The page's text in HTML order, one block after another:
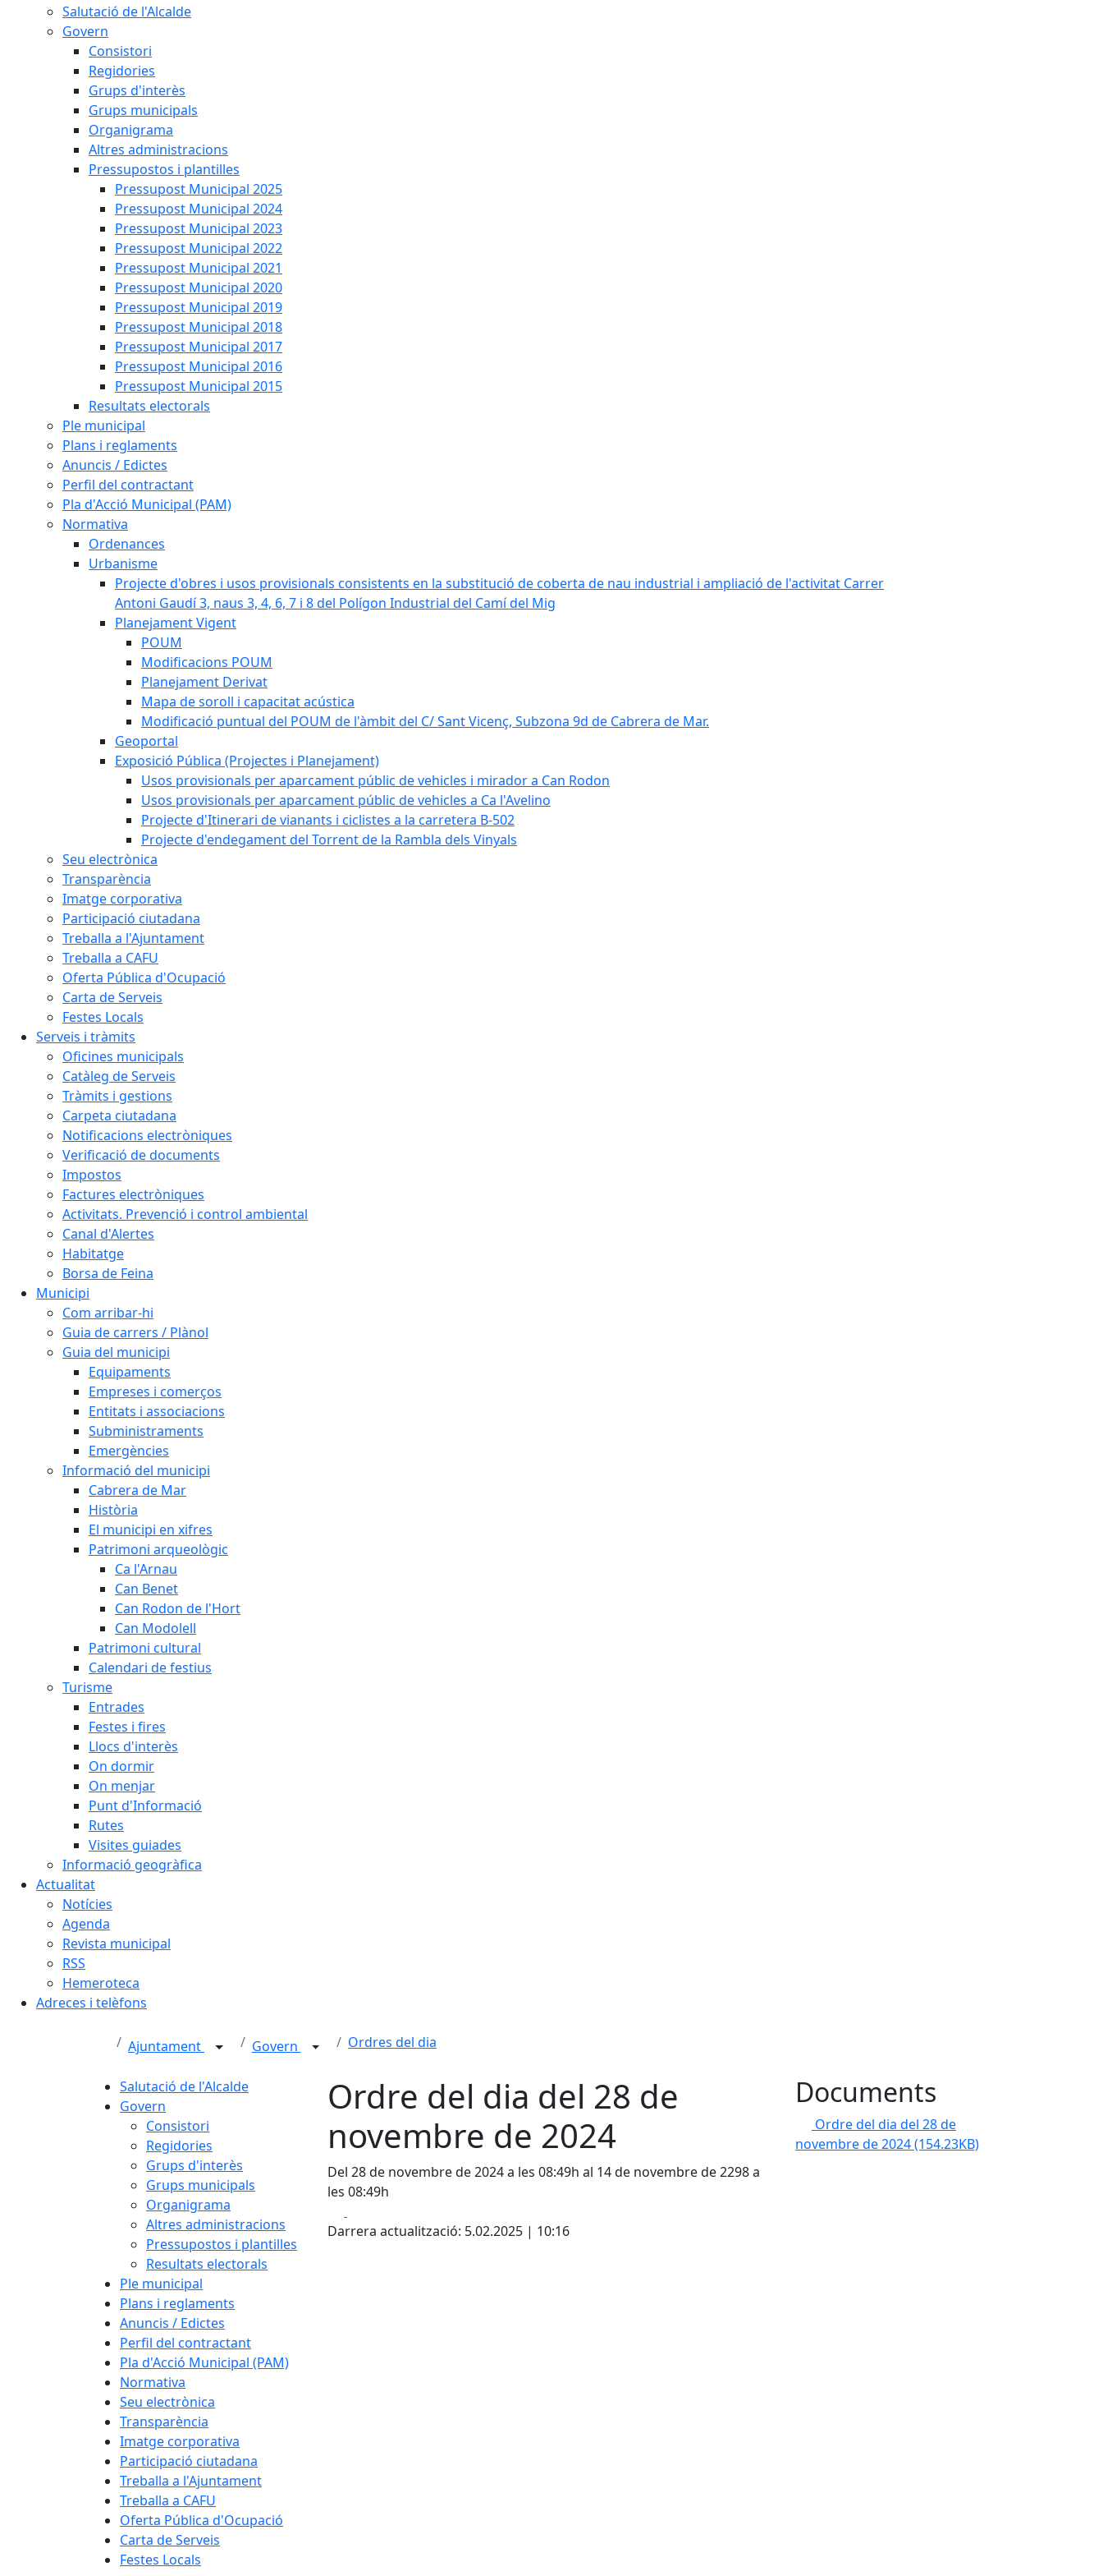
Salutació de l'Alcalde
Govern
Consistori
Regidories
Grups d'interès
Grups municipals
Organigrama
Altres administracions
Pressupostos i plantilles
Pressupost Municipal 2025
Pressupost Municipal 2024
Pressupost Municipal 2023
Pressupost Municipal 2022
Pressupost Municipal 2021
Pressupost Municipal 2020
Pressupost Municipal 2019
Pressupost Municipal 2018
Pressupost Municipal 2017
Pressupost Municipal 2016
Pressupost Municipal 2015
Resultats electorals
Ple municipal
Plans i reglaments
Anuncis / Edictes
Perfil del contractant
Pla d'Acció Municipal (PAM)
Normativa
Ordenances
Urbanisme
Projecte d'obres i usos provisionals consistents en la substitució de coberta de nau industrial i ampliació de l'activitat Carrer
Antoni Gaudí 3, naus 3, 4, 6, 7 i 8 del Polígon Industrial del Camí del Mig
Planejament Vigent
POUM
Modificacions POUM
Planejament Derivat
Mapa de soroll i capacitat acústica
Modificació puntual del POUM de l'àmbit del C/ Sant Vicenç, Subzona 9d de Cabrera de Mar.
Geoportal
Exposició Pública (Projectes i Planejament)
Usos provisionals per aparcament públic de vehicles i mirador a Can Rodon
Usos provisionals per aparcament públic de vehicles a Ca l'Avelino
Projecte d'Itinerari de vianants i ciclistes a la carretera B-502
Projecte d'endegament del Torrent de la Rambla dels Vinyals
Seu electrònica
Transparència
Imatge corporativa
Participació ciutadana
Treballa a l'Ajuntament
Treballa a CAFU
Oferta Pública d'Ocupació
Carta de Serveis
Festes Locals
Serveis i tràmits
Oficines municipals
Catàleg de Serveis
Tràmits i gestions
Carpeta ciutadana
Notificacions electròniques
Verificació de documents
Impostos
Factures electròniques
Activitats. Prevenció i control ambiental
Canal d'Alertes
Habitatge
Borsa de Feina
Municipi
Com arribar-hi
Guia de carrers / Plànol
Guia del municipi
Equipaments
Empreses i comerços
Entitats i associacions
Subministraments
Emergències
Informació del municipi
Cabrera de Mar
Història
El municipi en xifres
Patrimoni arqueològic
Ca l'Arnau
Can Benet
Can Rodon de l'Hort
Can Modolell
Patrimoni cultural
Calendari de festius
Turisme
Entrades
Festes i fires
Llocs d'interès
On dormir
On menjar
Punt d'Informació
Rutes
Visites guiades
Informació geogràfica
Actualitat
Notícies
Agenda
Revista municipal
RSS
Hemeroteca
Adreces i telèfons
Ajuntament Govern Ordres del dia
Salutació de l'Alcalde
Govern
Consistori
Regidories
Grups d'interès
Grups municipals
Organigrama
Altres administracions
Pressupostos i plantilles
Resultats electorals
Ple municipal
Plans i reglaments
Anuncis / Edictes
Perfil del contractant
Pla d'Acció Municipal (PAM)
Normativa
Seu electrònica
Transparència
Imatge corporativa
Participació ciutadana
Treballa a l'Ajuntament
Treballa a CAFU
Oferta Pública d'Ocupació
Carta de Serveis
Festes Locals
Ordre del dia del 28 de
novembre de 2024
Del 28 de novembre de 2024 a les 08:49h al 14 de novembre de 2298 a
les 08:49h
Darrera actualització: 5.02.2025 | 10:16
Documents
Ordre del dia del 28 de
novembre de 2024(154.23KB)